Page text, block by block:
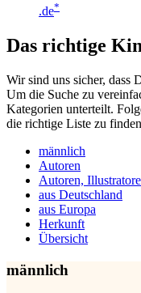
.de*
Das richtige
Wir sind uns sicher, dass
Um die Suche zu
Kategorien unterteilt.
die richtige Liste zu
männlich
Autoren
Autoren,
aus Deutschland
aus Europa
Herkunft
Übersicht
männlich